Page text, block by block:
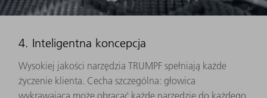
4. Inteligentna koncepcja
Wysokiej jakości narzędzia TRUMPF spełniają każde
życzenie klienta. Cecha szczególna: głowica